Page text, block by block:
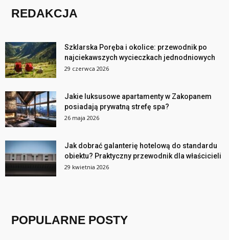
REDAKCJA
Szklarska Poręba i okolice: przewodnik po
najciekawszych wycieczkach jednodniowych
29 czerwca 2026
Jakie luksusowe apartamenty w Zakopanem
posiadają prywatną strefę spa?
26 maja 2026
Jak dobrać galanterię hotelową do standardu
obiektu? Praktyczny przewodnik dla właścicieli
29 kwietnia 2026
POPULARNE POSTY